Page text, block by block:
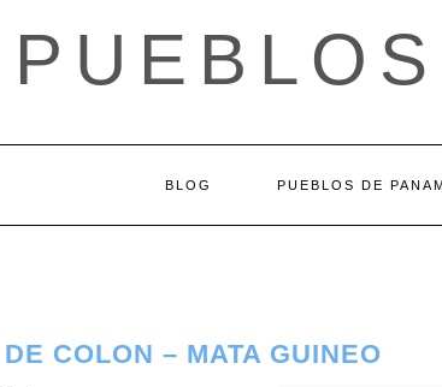
BLOG PUEBLOS DE
COLON – MATA GUINEO